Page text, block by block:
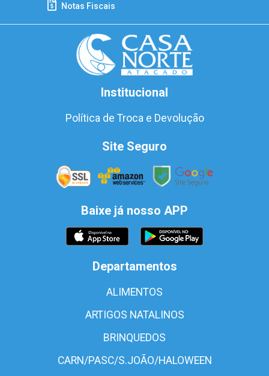
Notas Fiscais
Institucional
Política de Troca e Devolução
Site Seguro
Baixe já nosso APP
Departamentos
ALIMENTOS
ARTIGOS NATALINOS
BRINQUEDOS
CARN/PASC/S.JOÃO/HALOWEEN